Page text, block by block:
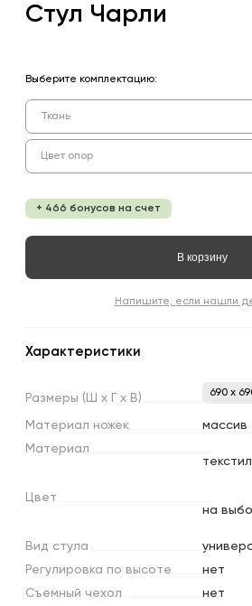
Стул Чарли
Выберите комплектацию:
Ткань
Цвет опор
+ 466 бонусов на счет
В корзину
Напишите, если нашли
Характеристики
Размеры (Ш х х В) 690 x
Материал ножек
массив
Материал
Цвет
на
Вид стула
Регулировка по высоте
нет
Съемный чехол
нет